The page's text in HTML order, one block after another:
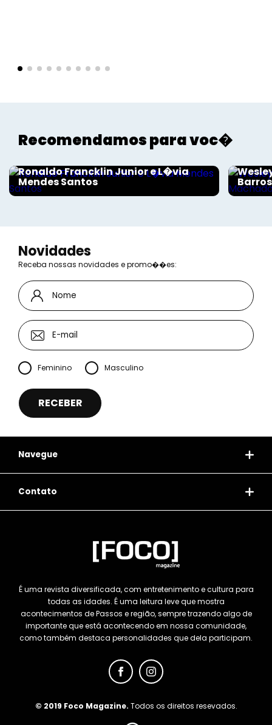
Recomendamos para voc�
Ronaldo Francklin Junior e L�via
Mendes Santos
Novidades
Receba nossas novidades e promo��es:
Feminino Masculino
Navegue
Contato
É uma revista diversificada, com entretenimento e cultura para
todas as idades. É uma leitura leve que mostra
acontecimentos de Passos e região, sempre trazendo algo de
importante que está acontecendo em nossa comunidade,
como também destaca personalidades que dela participam.
© 2019 Foco Magazine. Todos os direitos resevados.